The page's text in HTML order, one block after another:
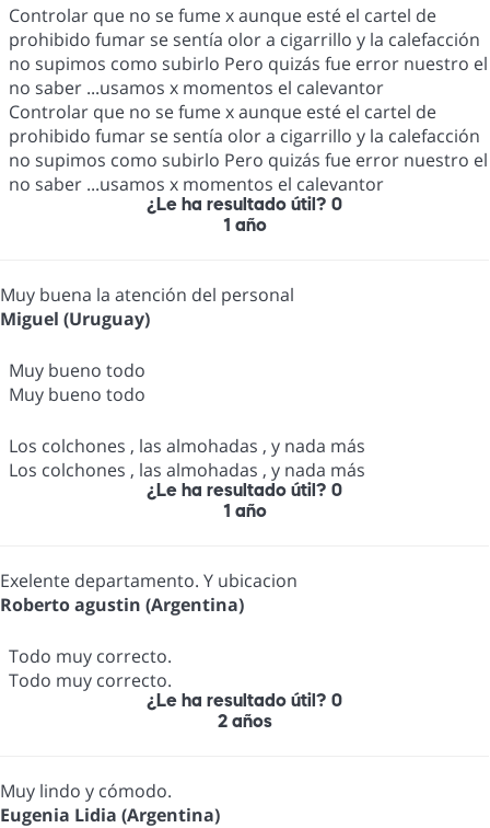
Controlar que no se fume x aunque esté el cartel de
prohibido fumar se sentía olor a cigarrillo y la calefacción
no supimos como subirlo Pero quizás fue error nuestro el
no saber ...usamos x momentos el calevantor
Controlar que no se fume x aunque esté el cartel de
prohibido fumar se sentía olor a cigarrillo y la calefacción
no supimos como subirlo Pero quizás fue error nuestro el
no saber ...usamos x momentos el calevantor
¿Le ha resultado útil? 0
1 año
Muy buena la atención del personal
Miguel (Uruguay)
Muy bueno todo
Muy bueno todo
Los colchones , las almohadas , y nada más
Los colchones , las almohadas , y nada más
¿Le ha resultado útil? 0
1 año
Exelente departamento. Y ubicacion
Roberto agustin (Argentina)
Todo muy correcto.
Todo muy correcto.
¿Le ha resultado útil? 0
2 años
Muy lindo y cómodo.
Eugenia Lidia (Argentina)